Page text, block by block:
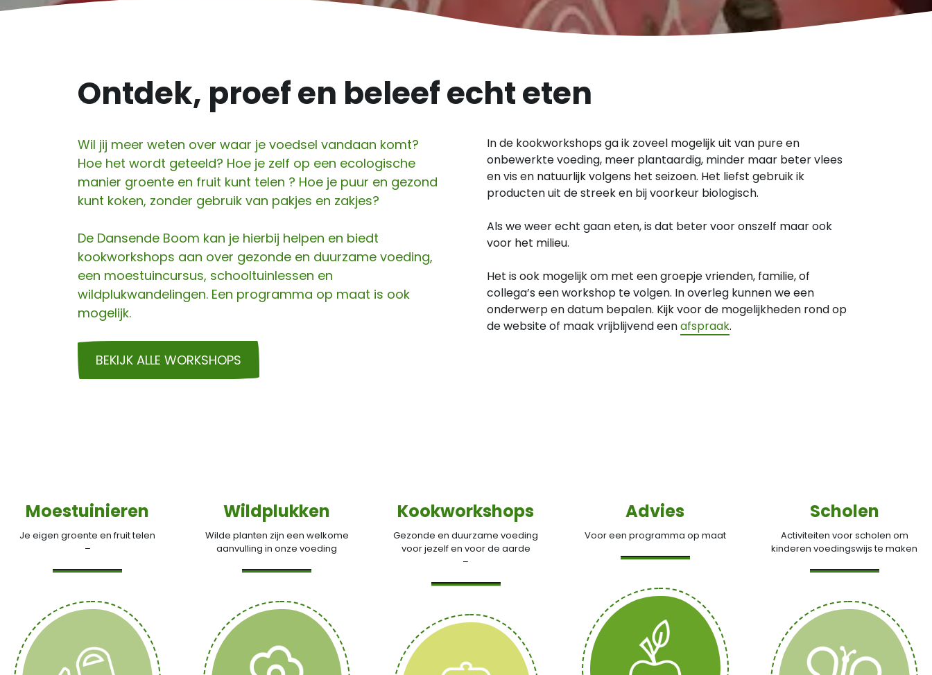
Ontdek, proef en beleef echt eten
Wil jij meer weten over waar je voedsel vandaan komt?
Hoe het wordt geteeld? Hoe je zelf op een ecologische
manier groente en fruit kunt telen ? Hoe je puur en gezond
kunt koken, zonder gebruik van pakjes en zakjes?
De Dansende Boom kan je hierbij helpen en biedt
kookworkshops aan over gezonde en duurzame voeding,
een moestuincursus, schooltuinlessen en
wildplukwandelingen. Een programma op maat is ook
mogelijk.
BEKIJK ALLE WORKSHOPS
In de kookworkshops ga ik zoveel mogelijk uit van pure en
onbewerkte voeding, meer plantaardig, minder maar beter vlees
en vis en natuurlijk volgens het seizoen. Het liefst gebruik ik
producten uit de streek en bij voorkeur biologisch.
Als we weer echt gaan eten, is dat beter voor onszelf maar ook
voor het milieu.
Het is ook mogelijk om met een groepje vrienden, familie, of
collega’s een workshop te volgen. In overleg kunnen we een
onderwerp en datum bepalen. Kijk voor de mogelijkheden rond op
de website of maak vrijblijvend eenafspraak.
Moestuinieren
Je eigen groente en fruit telen
–
Wildplukken
Wilde planten zijn een welkome
aanvulling in onze voeding
Kookworkshops
Gezonde en duurzame voeding
voor jezelf en voor de aarde
–
Advies
Voor een programma op maat
Scholen
Activiteiten voor scholen om
kinderen voedingswijs te maken